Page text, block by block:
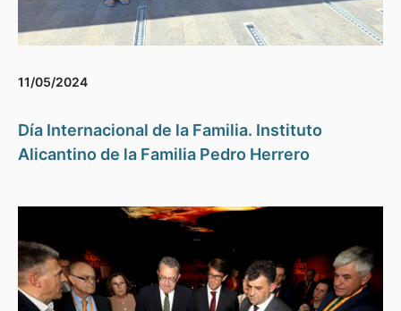
11/05/2024
Día Internacional de la Familia. Instituto
Alicantino de la Familia Pedro Herrero